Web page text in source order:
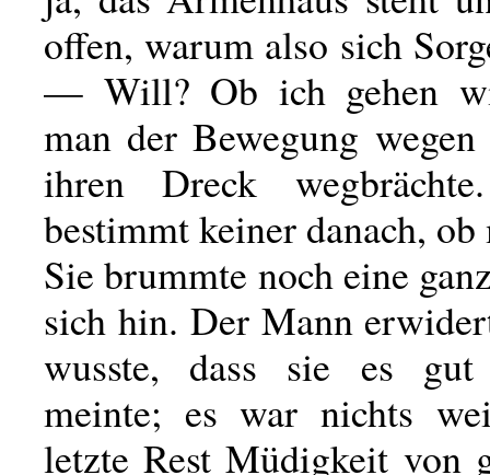
offen, warum also sich
— Will? Ob ich gehen
man der Bewegung
ihren Dreck
bestimmt keiner danach,
Sie brummte noch eine
sich hin. Der Mann
wusste, dass sie es
meinte; es war nichts
letzte Rest Müdigkeit von